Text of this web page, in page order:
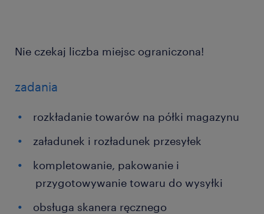
Nie czekaj liczba miejsc ograniczona!
zadania
rozkładanie towarów na półki magazynu
załadunek i rozładunek przesyłek
kompletowanie, pakowanie i
przygotowywanie towaru do wysyłki
obsługa skanera ręcznego